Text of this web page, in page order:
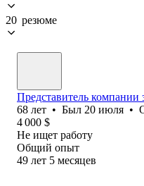
20 резюме
Представитель компании
68 лет • Был 20 июля •
4 000 $
Не ищет работу
Общий опыт
49 лет 5 месяцев